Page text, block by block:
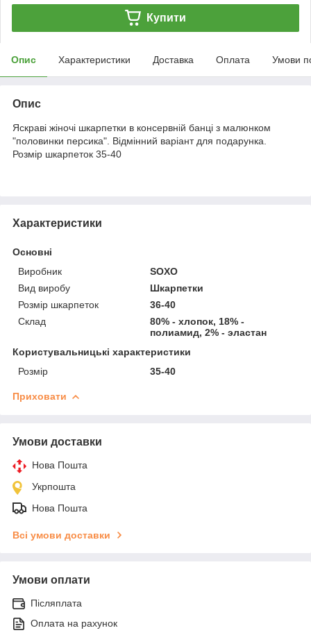
Купити
Опис Характеристики Доставка Оплата Умови
Опис
Яскраві жіночі шкарпетки в консервній банці з малюнком
"половинки персика". Відмінний варіант для подарунка.
Розмір шкарпеток 35-40
Характеристики
Основні
Виробник
SOXO
Вид виробу
Шкарпетки
Розмір шкарпеток
36-40
Склад
80% - хлопок, 18% -
полиамид, 2% - эластан
Користувальницькі характеристики
Розмір
35-40
Приховати
Умови доставки
Нова Пошта
Укрпошта
Нова Пошта
Всі умови доставки
Умови оплати
Післяплата
Оплата на рахунок